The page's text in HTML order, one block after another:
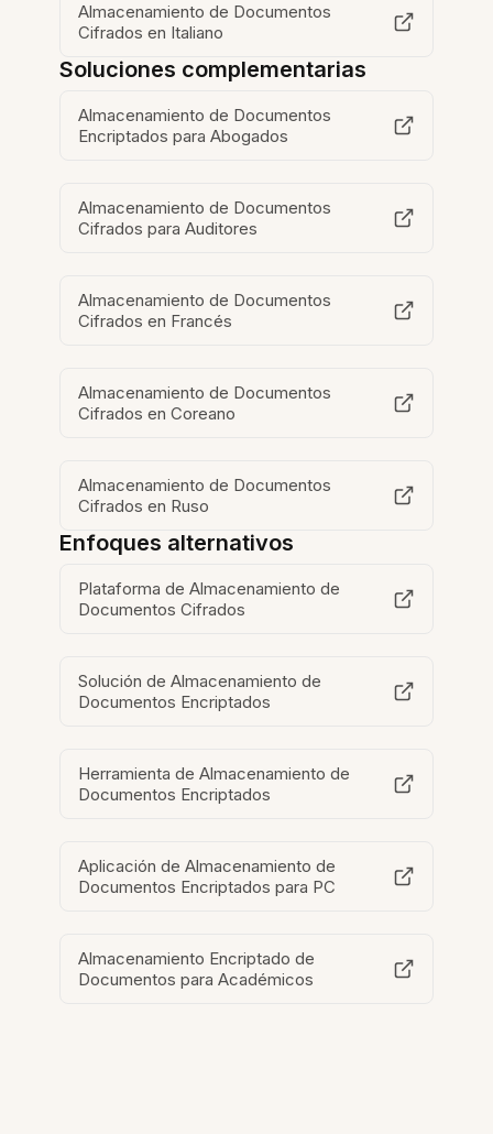
Almacenamiento de Documentos
Cifrados en Italiano
Soluciones complementarias
Almacenamiento de Documentos
Encriptados para Abogados
Almacenamiento de Documentos
Cifrados para Auditores
Almacenamiento de Documentos
Cifrados en Francés
Almacenamiento de Documentos
Cifrados en Coreano
Almacenamiento de Documentos
Cifrados en Ruso
Enfoques alternativos
Plataforma de Almacenamiento de
Documentos Cifrados
Solución de Almacenamiento de
Documentos Encriptados
Herramienta de Almacenamiento de
Documentos Encriptados
Aplicación de Almacenamiento de
Documentos Encriptados para PC
Almacenamiento Encriptado de
Documentos para Académicos